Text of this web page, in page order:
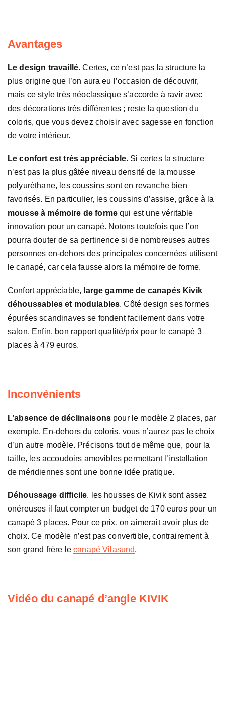
Avantages
Le design travaillé. Certes, ce n’est pas la structure la
plus origine que l’on aura eu l’occasion de découvrir,
mais ce style très néoclassique s’accorde à ravir avec
des décorations très différentes ; reste la question du
coloris, que vous devez choisir avec sagesse en fonction
de votre intérieur.
Le confort est très appréciable. Si certes la structure
n’est pas la plus gâtée niveau densité de la mousse
polyuréthane, les coussins sont en revanche bien
favorisés. En particulier, les coussins d’assise, grâce à la
mousse à mémoire de forme qui est une véritable
innovation pour un canapé. Notons toutefois que l’on
pourra douter de sa pertinence si de nombreuses autres
personnes en-dehors des principales concernées utilisent
le canapé, car cela fausse alors la mémoire de forme.
Confort appréciable, large gamme de canapés Kivik
déhoussables et modulables. Côté design ses formes
épurées scandinaves se fondent facilement dans votre
salon. Enfin, bon rapport qualité/prix pour le canapé 3
places à 479 euros.
Inconvénients
L’absence de déclinaisons pour le modèle 2 places, par
exemple. En-dehors du coloris, vous n’aurez pas le choix
d’un autre modèle. Précisons tout de même que, pour la
taille, les accoudoirs amovibles permettant l’installation
de méridiennes sont une bonne idée pratique.
Déhoussage difficile. les housses de Kivik sont assez
onéreuses il faut compter un budget de 170 euros pour un
canapé 3 places. Pour ce prix, on aimerait avoir plus de
choix. Ce modèle n’est pas convertible, contrairement à
son grand frère lecanapé Vilasund.
Vidéo du canapé d’angle KIVIK